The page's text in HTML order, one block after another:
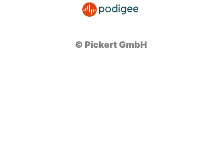
© Pickert GmbH